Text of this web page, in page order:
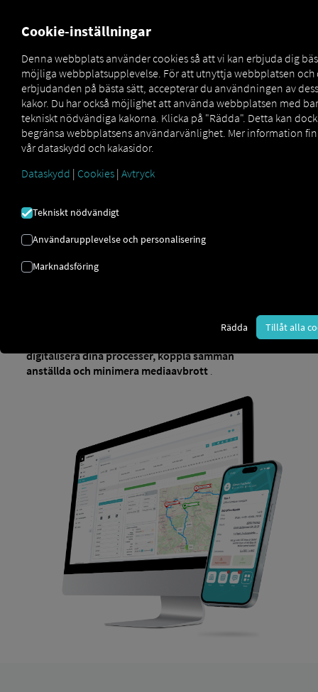
CARTRIGHT
TRANSPORTHANTERINGSSYSTEM
FÖR SMÅ OCH MEDELSTORA
FÖRETAG
som kan påverka deras verksamhet:
Analoga, icke-centralt hanterade processer
Brist på nätverkande bland anställda
Vi visar dig hur
att
digitalisera dina processer, koppla samman
anställda och minimera mediaavbrott.
Cookie-inställningar
Denna webbplats använder cookies så att vi kan erbjuda dig
möjliga webbplatsupplevelse. För att utnyttja webbplatsen och
erbjudanden på bästa sätt, accepterar du användningen av
kakor. Du har också möjlighet att använda webbplatsen med
tekniskt nödvändiga kakorna. Klicka på "Rädda". Detta kan dock
begränsa webbplatsens användarvänlighet. Mer information
vår dataskydd och kakasidor.
Dataskydd | Cookies | Avtryck
Tekniskt nödvändigt
Användarupplevelse och personalisering
Marknadsföring
Rädda Tillåt alla